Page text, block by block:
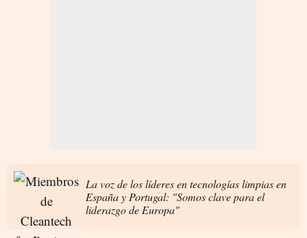
La voz de los líderes en tecnologías limpias en
España y Portugal: "Somos clave para el
liderazgo de Europa"